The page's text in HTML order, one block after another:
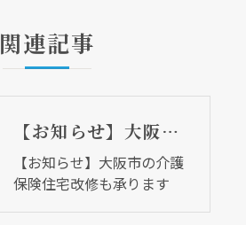
関連記事
【お知らせ】大阪市の介護保険住宅改修も承ります
【お知らせ】大阪市の介護
保険住宅改修も承ります